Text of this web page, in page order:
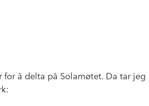
for å delta på Solamøtet. Da tar jeg